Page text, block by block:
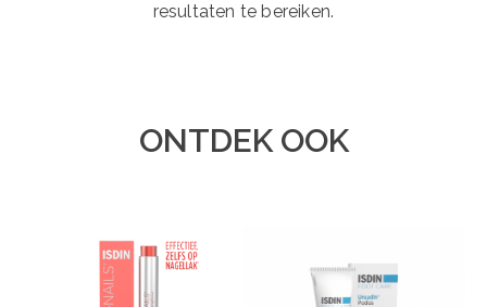
resultaten te bereiken.
ONTDEK OOK